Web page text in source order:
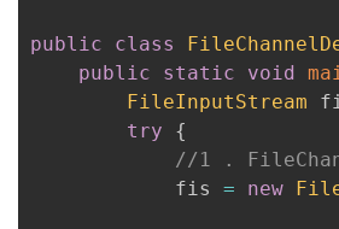
public class
public
static void
FileInputStream
try
{
//1 .
            fis
= new